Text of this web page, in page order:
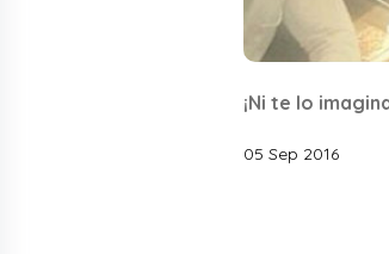
¡Ni te lo
05 Sep 2016